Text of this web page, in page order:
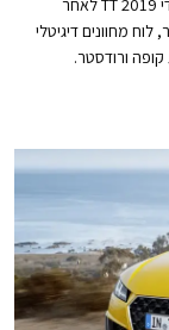
מחוונים דיגיטלי
ורודסטר.